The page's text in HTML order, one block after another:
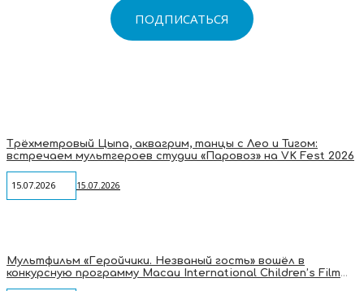
ПОДПИСАТЬСЯ
Трёхметровый Цыпа, аквагрим, танцы с Лео и Тигом:
встречаем мультгероев студии «Паровоз» на VK Fest 2026
15.07.2026 15.07.2026
Мультфильм «Геройчики. Незваный гость» вошёл в
конкурсную программу Macau International Children’s Film